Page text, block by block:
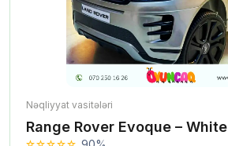
Nəqliyyat vasitələri
Range Rover Evoque – White